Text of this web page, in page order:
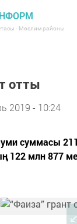
- Мөслим районы
отты
2019 - 10:24
суммасы
122 млн 877